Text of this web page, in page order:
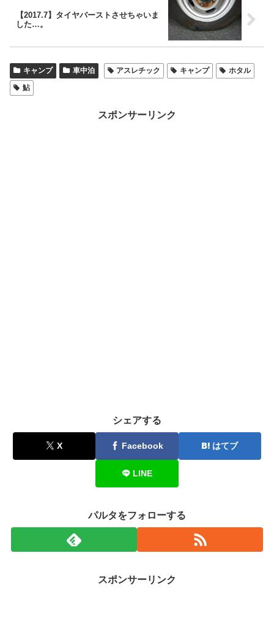
【2017.7】タイヤバーストさせちゃいま
した…。
キャンプ 車中泊 アスレチック キャンプ
ホタル
鮎
スポンサーリンク
シェアする
X Facebook はてブ
LINE
パルタをフォローする
スポンサーリンク